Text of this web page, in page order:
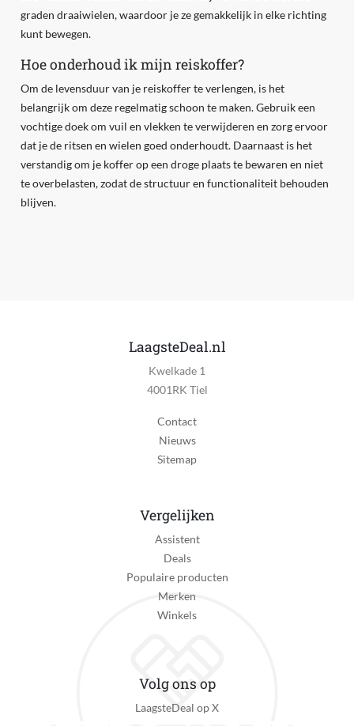
graden draaiwielen, waardoor je ze gemakkelijk in elke richting
kunt bewegen.
Hoe onderhoud ik mijn reiskoffer?
Om de levensduur van je reiskoffer te verlengen, is het
belangrijk om deze regelmatig schoon te maken. Gebruik een
vochtige doek om vuil en vlekken te verwijderen en zorg ervoor
dat je de ritsen en wielen goed onderhoudt. Daarnaast is het
verstandig om je koffer op een droge plaats te bewaren en niet
te overbelasten, zodat de structuur en functionaliteit behouden
blijven.
LaagsteDeal.nl
Kwelkade 1
4001RK Tiel
Contact
Nieuws
Sitemap
Vergelijken
Assistent
Deals
Populaire producten
Merken
Winkels
Volg ons op
LaagsteDeal op X